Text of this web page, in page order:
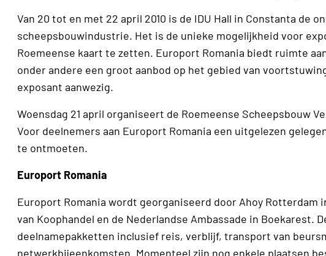
Van 20 tot en met 22 april 2010 is de IDU Hall in Constanta de
scheepsbouwindustrie. Het is de unieke mogelijkheid voor
Roemeense kaart te zetten. Europort Romania biedt ruimte
onder andere een groot aanbod op het gebied van
exposant aanwezig.
Woensdag 21 april organiseert de Roemeense Scheepsbouw
Voor deelnemers aan Europort Romania een uitgelezen
te ontmoeten.
Europort Romania
Europort Romania wordt georganiseerd door Ahoy Rotterdam
van Koophandel en de Nederlandse Ambassade in Boekarest.
deelnamepakketten inclusief reis, verblijf, transport van
netwerkbijeenkomsten. Momenteel zijn nog enkele plaatsen